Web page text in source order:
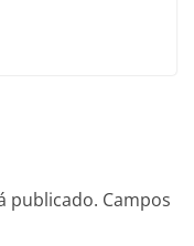
publicado. Campos